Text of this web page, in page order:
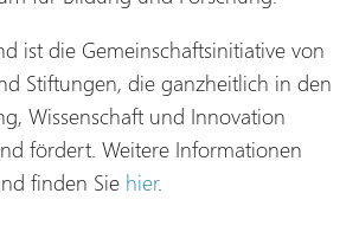
ist die Gemeinschaftsinitiative von
Stiftungen, die ganzheitlich in den
Wissenschaft und Innovation
fördert. Weitere Informationen
finden Sie hier.